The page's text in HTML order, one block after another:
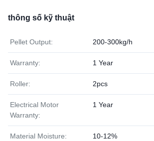
thông số kỹ thuật
Pellet Output: 200-300kg/h
Warranty: 1 Year
Roller: 2pcs
Electrical Motor
Warranty:
1 Year
Material Moisture: 10-12%